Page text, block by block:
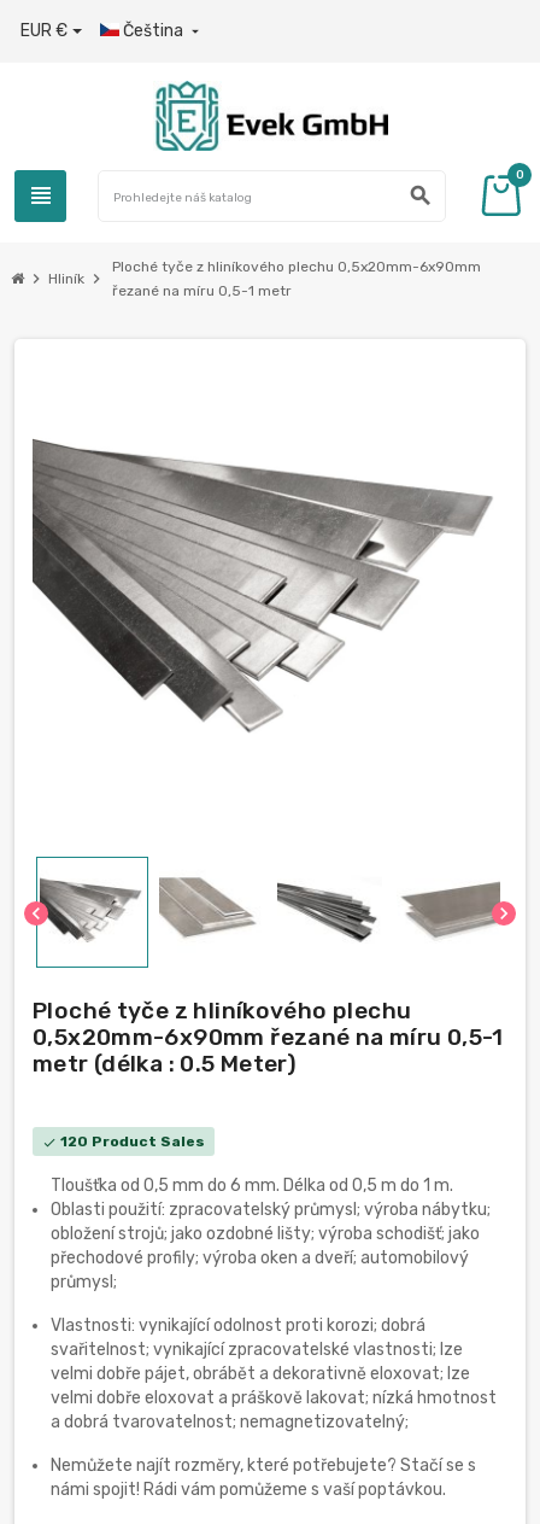
EUR € Čeština 
view_headline search
0
chevron_right Hliník chevron_right
Ploché tyče z hliníkového plechu 0,5x20mm-6x90mm
řezané na míru 0,5-1 metr
chevron_left chevron_right
Ploché tyče z hliníkového plechu
0,5x20mm-6x90mm řezané na míru 0,5-1
metr (délka : 0.5 Meter)
check 120 Product Sales
Tloušťka od 0,5 mm do 6 mm. Délka od 0,5 m do 1 m.
Oblasti použití: zpracovatelský průmysl; výroba nábytku;
obložení strojů; jako ozdobné lišty; výroba schodišť; jako
přechodové profily; výroba oken a dveří; automobilový
průmysl;
Vlastnosti: vynikající odolnost proti korozi; dobrá
svařitelnost; vynikající zpracovatelské vlastnosti; lze
velmi dobře pájet, obrábět a dekorativně eloxovat; lze
velmi dobře eloxovat a práškově lakovat; nízká hmotnost
a dobrá tvarovatelnost; nemagnetizovatelný;
Nemůžete najít rozměry, které potřebujete? Stačí se s
námi spojit! Rádi vám pomůžeme s vaší poptávkou.